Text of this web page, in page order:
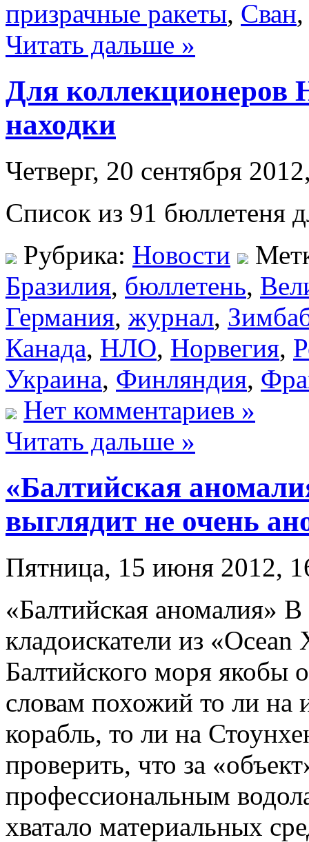
призрачные ракеты, Сван
Читать дальше »
Для
находки
Четверг, 20 сентября
Список из 91 бюллетеня
Рубрика: Новости
Бразилия, бюллетень,
Германия, журнал,
Канада, НЛО, Норвегия,
Украина, Финляндия,
Нет комментариев »
Читать дальше »
«Балтийская
выглядит не очень
Пятница, 15 июня 2012,
«Балтийская аномалия»
кладоискатели из
Балтийского моря якобы
словам похожий то ли на
корабль, то ли на
проверить, что за
профессиональным
хватало материальных